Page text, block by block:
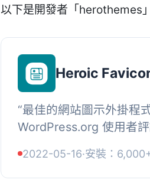
以下是開發者「herothemes
Heroic
“最佳的網站圖示外
WordPress.org 使用者
Heroic Favicon
2022-05-16·安裝：